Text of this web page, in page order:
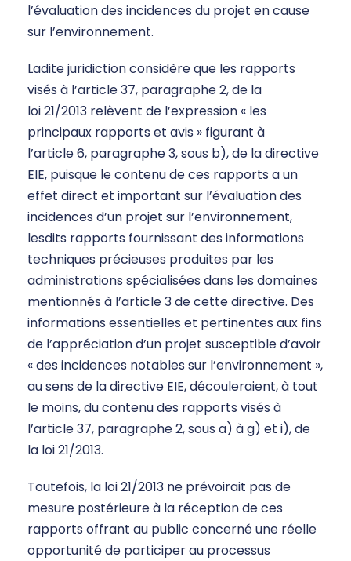
l’évaluation des incidences du projet en cause
sur l’environnement.
Ladite juridiction considère que les rapports
visés à l’article 37, paragraphe 2, de la
loi 21/2013 relèvent de l’expression « les
principaux rapports et avis » figurant à
l’article 6, paragraphe 3, sous b), de la directive
EIE, puisque le contenu de ces rapports a un
effet direct et important sur l’évaluation des
incidences d’un projet sur l’environnement,
lesdits rapports fournissant des informations
techniques précieuses produites par les
administrations spécialisées dans les domaines
mentionnés à l’article 3 de cette directive. Des
informations essentielles et pertinentes aux fins
de l’appréciation d’un projet susceptible d’avoir
« des incidences notables sur l’environnement »,
au sens de la directive EIE, découleraient, à tout
le moins, du contenu des rapports visés à
l’article 37, paragraphe 2, sous a) à g) et i), de
la loi 21/2013.
Toutefois, la loi 21/2013 ne prévoirait pas de
mesure postérieure à la réception de ces
rapports offrant au public concerné une réelle
opportunité de participer au processus